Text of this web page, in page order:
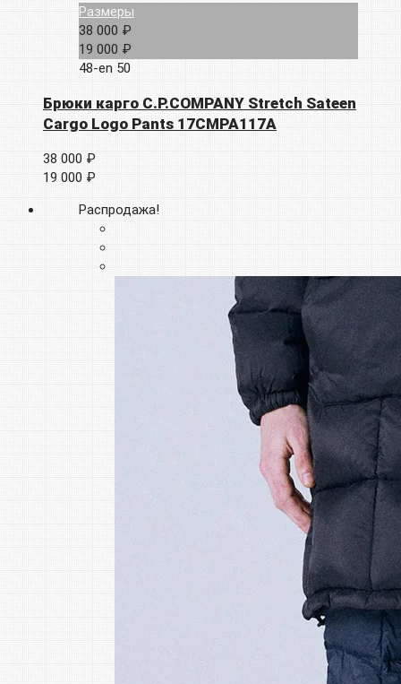
Размеры
38 000 ₽
19 000 ₽
48-en 50
Брюки карго C.P.COMPANY Stretch Sateen
Cargo Logo Pants 17CMPA117A
38 000 ₽
19 000 ₽
Распродажа!